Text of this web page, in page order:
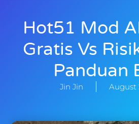
Hot51 Mod
Gratis Vs
Panduan
Jin Jin August